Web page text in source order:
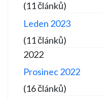
(11 článků)
Leden 2023
(11 článků)
2022
Prosinec 2022
(16 článků)